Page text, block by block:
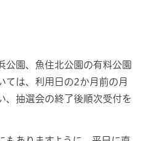
公園、魚住北公園の有料公園
ては、利用日の2か月前の月
、抽選会の終了後順次受付を